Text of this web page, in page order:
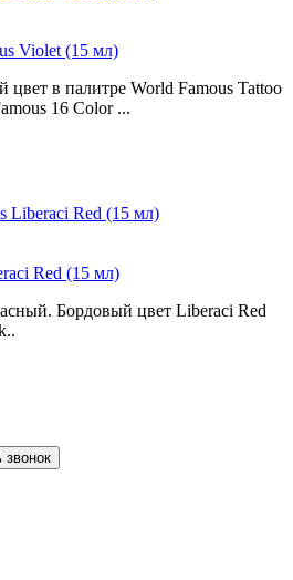
Violet (15 мл)
в палитре World Famous Tattoo
16 Color ...
Red (15 мл)
Бордовый цвет Liberaci Red
звонок